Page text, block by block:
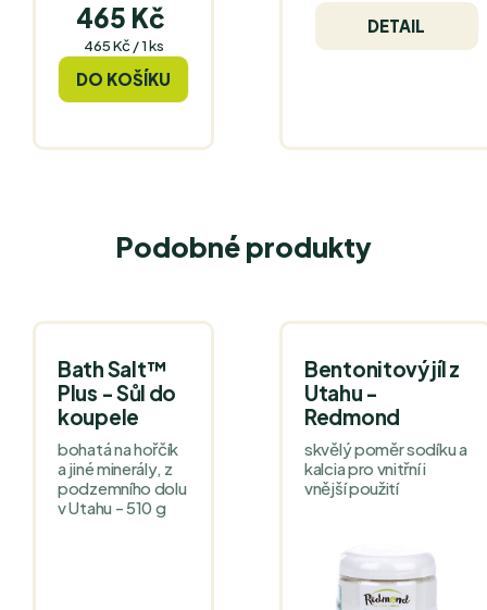
465 Kč
Měrná
465 Kč / 1 ks
DO KOŠÍKU
DETAIL
Podobné produkty
Bath Salt™
Plus - Sůl do
koupele
bohatá na hořčík
a jiné minerály, z
podzemního dolu
v Utahu - 510 g
Bentonitový jíl z
Utahu -
Redmond
skvělý poměr sodíku a
kalcia pro vnitřní i
vnější použití